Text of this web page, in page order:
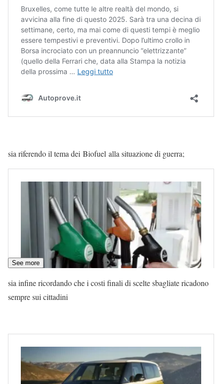
sia riferendo il tema dei Biofuel alla situazione di guerra;
See more
sia infine ricordando che i costi finali di scelte sbagliate ricadono
sempre sui cittadini